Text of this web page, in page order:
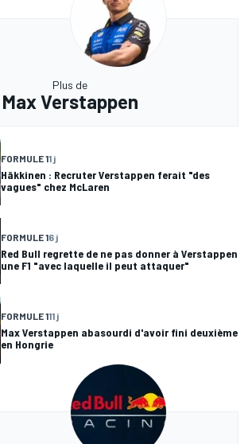
Plus de
Max Verstappen
FORMULE 11 j
Häkkinen : Recruter Verstappen ferait "des
vagues" chez McLaren
FORMULE 16 j
Red Bull regrette de ne pas donner à Verstappen
une F1 "avec laquelle il peut attaquer"
FORMULE 111 j
Max Verstappen abasourdi d'avoir fini deuxième
en Hongrie